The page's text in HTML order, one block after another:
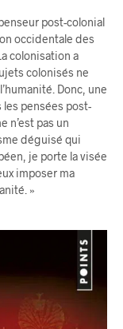
post-colonial
occidentale des
colonisation a
colonisés ne
Donc, une
pensées post-
n’est pas un
déguisé qui
je porte la visée
imposer ma
»